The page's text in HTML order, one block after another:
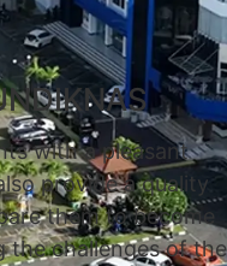
with a pleasant
provide a quality
them to become
the challenges of the